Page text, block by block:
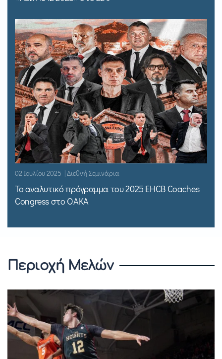
02 Ιουλίου 2025 | Διεθνή Σεμινάρια
Το αναλυτικό πρόγραμμα του 2025 EHCB Coaches
Congress στο ΟΑΚΑ
Περιοχή Μελών